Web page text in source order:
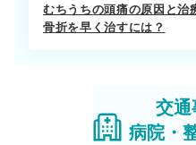
むちうちの頭痛の原因と治
骨折を早く治すには？
交通
病院・